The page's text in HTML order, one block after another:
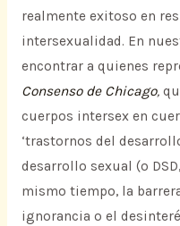
realmente exitoso en
intersexualidad. En
encontrar a quienes
Consenso de Chicago,
cuerpos intersex en
‘trastornos del
desarrollo sexual (o
mismo tiempo, la
ignorancia o el